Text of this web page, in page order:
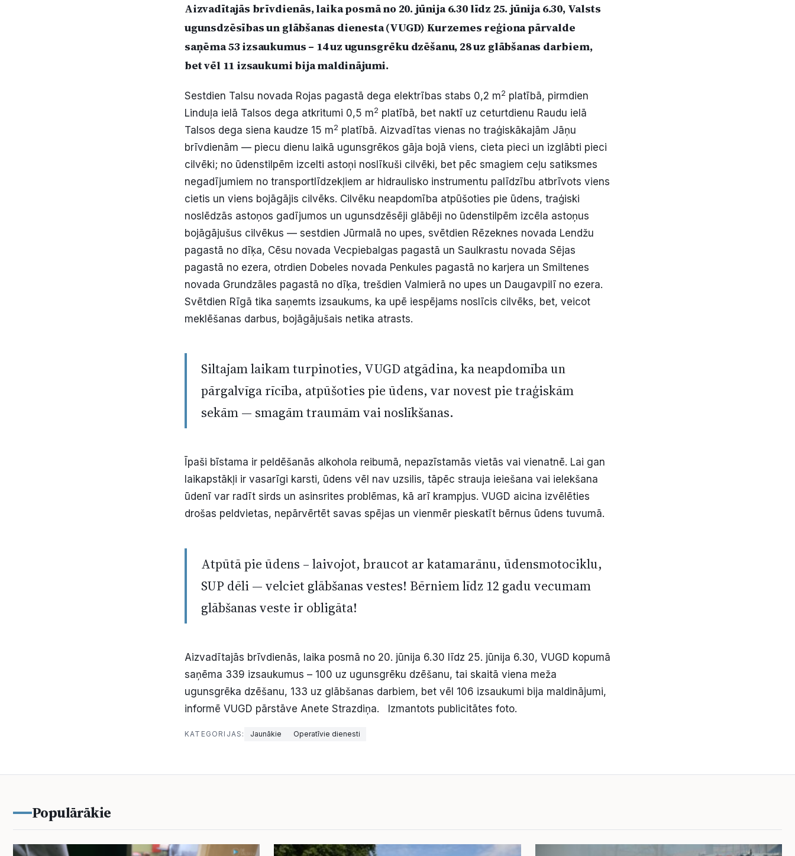
Aizvadītajās brīvdienās, laika posmā no 20. jūnija 6.30 līdz 25. jūnija 6.30, Valsts
ugunsdzēsības un glābšanas dienesta (VUGD) Kurzemes reģiona pārvalde
saņēma 53 izsaukumus – 14 uz ugunsgrēku dzēšanu, 28 uz glābšanas darbiem,
bet vēl 11 izsaukumi bija maldinājumi.
Sestdien Talsu novada Rojas pagastā dega elektrības stabs 0,2 m2 platībā, pirmdien
Linduļa ielā Talsos dega atkritumi 0,5 m2 platībā, bet naktī uz ceturtdienu Raudu ielā
Talsos dega siena kaudze 15 m2 platībā. Aizvadītas vienas no traģiskākajām Jāņu
brīvdienām — piecu dienu laikā ugunsgrēkos gāja bojā viens, cieta pieci un izglābti pieci
cilvēki; no ūdenstilpēm izcelti astoņi noslīkuši cilvēki, bet pēc smagiem ceļu satiksmes
negadījumiem no transportlīdzekļiem ar hidraulisko instrumentu palīdzību atbrīvots viens
cietis un viens bojāgājis cilvēks. Cilvēku neapdomība atpūšoties pie ūdens, traģiski
noslēdzās astoņos gadījumos un ugunsdzēsēji glābēji no ūdenstilpēm izcēla astoņus
bojāgājušus cilvēkus — sestdien Jūrmalā no upes, svētdien Rēzeknes novada Lendžu
pagastā no dīķa, Cēsu novada Vecpiebalgas pagastā un Saulkrastu novada Sējas
pagastā no ezera, otrdien Dobeles novada Penkules pagastā no karjera un Smiltenes
novada Grundzāles pagastā no dīķa, trešdien Valmierā no upes un Daugavpilī no ezera.
Svētdien Rīgā tika saņemts izsaukums, ka upē iespējams noslīcis cilvēks, bet, veicot
meklēšanas darbus, bojāgājušais netika atrasts.
Siltajam laikam turpinoties, VUGD atgādina, ka neapdomība un
pārgalvīga rīcība, atpūšoties pie ūdens, var novest pie traģiskām
sekām — smagām traumām vai noslīkšanas.
Īpaši bīstama ir peldēšanās alkohola reibumā, nepazīstamās vietās vai vienatnē. Lai gan
laikapstākļi ir vasarīgi karsti, ūdens vēl nav uzsilis, tāpēc strauja ieiešana vai ielekšana
ūdenī var radīt sirds un asinsrites problēmas, kā arī krampjus. VUGD aicina izvēlēties
drošas peldvietas, nepārvērtēt savas spējas un vienmēr pieskatīt bērnus ūdens tuvumā.
Atpūtā pie ūdens – laivojot, braucot ar katamarānu, ūdensmotociklu,
SUP dēli — velciet glābšanas vestes! Bērniem līdz 12 gadu vecumam
glābšanas veste ir obligāta!
Aizvadītajās brīvdienās, laika posmā no 20. jūnija 6.30 līdz 25. jūnija 6.30, VUGD kopumā
saņēma 339 izsaukumus – 100 uz ugunsgrēku dzēšanu, tai skaitā viena meža
ugunsgrēka dzēšanu, 133 uz glābšanas darbiem, bet vēl 106 izsaukumi bija maldinājumi,
informē VUGD pārstāve Anete Strazdiņa. Izmantots publicitātes foto.
KATEGORIJAS: Jaunākie Operatīvie dienesti
Populārākie